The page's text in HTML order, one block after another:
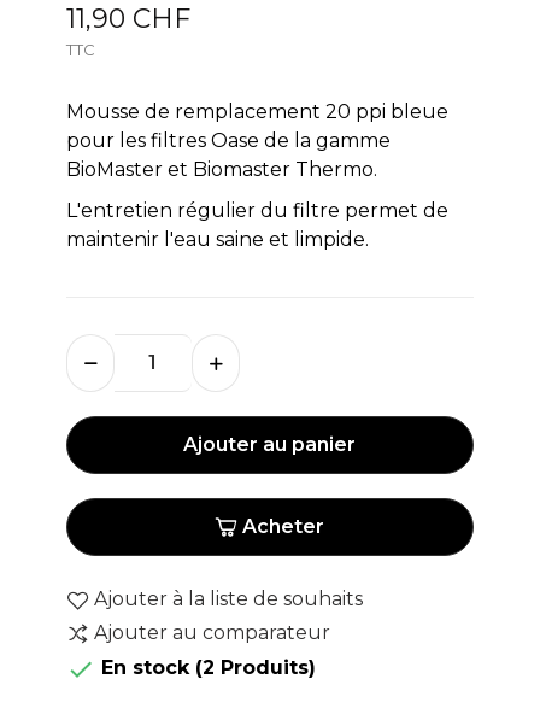
11,90 CHF
TTC
Mousse de remplacement 20 ppi bleue
pour les filtres Oase de la gamme
BioMaster et Biomaster Thermo.
L'entretien régulier du filtre permet de
maintenir l'eau saine et limpide.
Ajouter au panier
Acheter
Ajouter à la liste de souhaits
Ajouter au comparateur
 En stock (2 Produits)